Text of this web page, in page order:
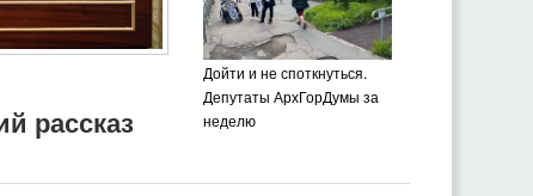
рассказ
Дойти и не споткнуться.
Депутаты АрхГорДумы за
неделю